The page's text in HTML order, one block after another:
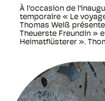
À l'occasion de
temporaire « Le
Thomas Weiß
Theuerste Freundin »
Heimatflüsterer ».